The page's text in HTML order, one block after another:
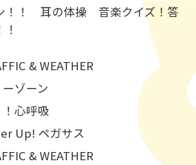
！！ 耳の体操 音楽クイズ！答
& WEATHER
ーゾーン
！心呼吸
Up! ペガサス
& WEATHER